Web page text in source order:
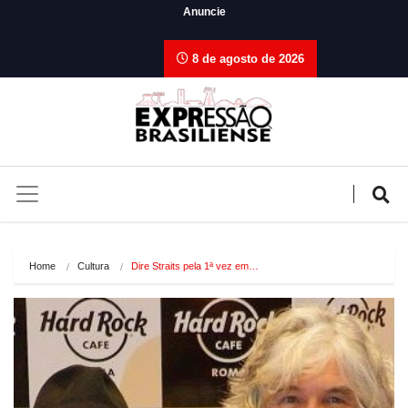
Anuncie
8 de agosto de 2026
Home Cultura Dire Straits pela 1ª vez em…